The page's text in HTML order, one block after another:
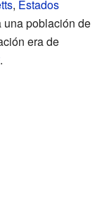
, Estados
una población de
era de
.